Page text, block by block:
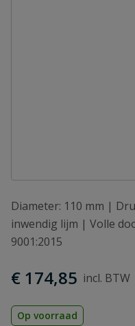
Diameter: 110 mm |
inwendig lijm | Volle
9001:2015
€ 174,85
Op voorraad